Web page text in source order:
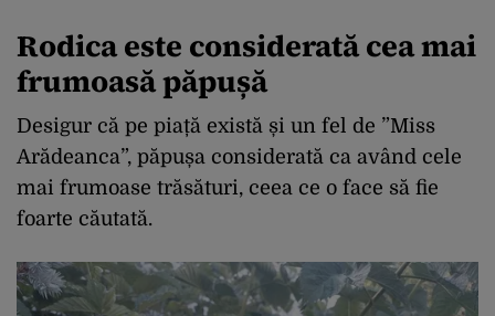
Rodica este considerată cea mai
frumoasă păpușă
Desigur că pe piață există și un fel de ”Miss
Arădeanca”, păpușa considerată ca având cele
mai frumoase trăsături, ceea ce o face să fie
foarte căutată.